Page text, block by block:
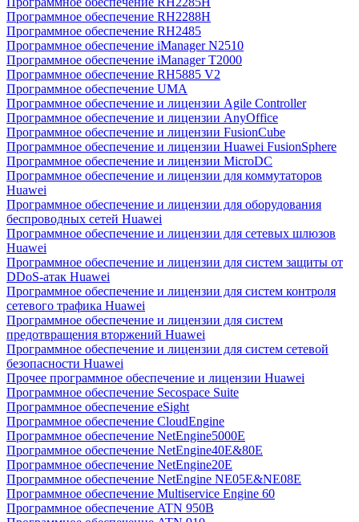
Программное обеспечение RH2288H
Программное обеспечение RH2485
Программное обеспечение iManager N2510
Программное обеспечение iManager T2000
Программное обеспечение RH5885 V2
Программное обеспечение UMA
Программное обеспечение и лицензии Agile Controller
Программное обеспечение и лицензии AnyOffice
Программное обеспечение и лицензии FusionCube
Программное обеспечение и лицензии Huawei FusionSphere
Программное обеспечение и лицензии MicroDC
Программное обеспечение и лицензии для коммутаторов
Huawei
Программное обеспечение и лицензии для оборудования
беспроводных сетей Huawei
Программное обеспечение и лицензии для сетевых шлюзов
Huawei
Программное обеспечение и лицензии для систем защиты от
DDoS-атак Huawei
Программное обеспечение и лицензии для систем контроля
сетевого трафика Huawei
Программное обеспечение и лицензии для систем
предотвращения вторжений Huawei
Программное обеспечение и лицензии для систем сетевой
безопасности Huawei
Прочее программное обеспечение и лицензии Huawei
Программное обеспечение Secospace Suite
Программное обеспечение eSight
Программное обеспечение CloudEngine
Программное обеспечение NetEngine5000E
Программное обеспечение NetEngine40E&80E
Программное обеспечение NetEngine20E
Программное обеспечение NetEngine NE05E&NE08E
Программное обеспечение Multiservice Engine 60
Программное обеспечение ATN 950B